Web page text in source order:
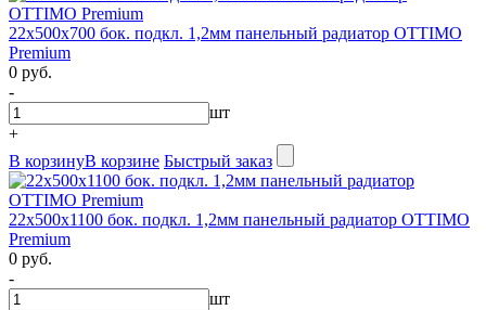
22х500х700 бок. подкл. 1,2мм панельный радиатор OTTIMO
Premium
0 руб.
-
шт
+
В корзинуВ корзине Быстрый заказ
22х500х1100 бок. подкл. 1,2мм панельный радиатор OTTIMO
Premium
0 руб.
-
шт